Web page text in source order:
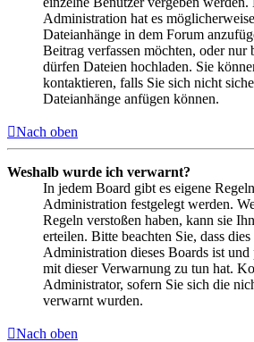
Administration hat es
Dateianhänge in dem Forum
Beitrag verfassen möchten, oder nur
dürfen Dateien hochladen. Sie
kontaktieren, falls Sie sich nicht
Dateianhänge anfügen können.
Nach oben
Weshalb wurde ich verwarnt?
In jedem Board gibt es eigene
Administration festgelegt werden.
Regeln verstoßen haben, kann sie
erteilen. Bitte beachten Sie, dass
Administration dieses Boards ist
mit dieser Verwarnung zu tun hat.
Administrator, sofern Sie sich die
verwarnt wurden.
Nach oben